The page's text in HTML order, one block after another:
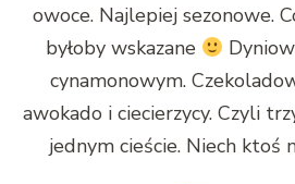
owoce. Najlepiej sezonowe.
byłoby wskazane
cynamonowym.
awokado i ciecierzycy. Czyli
jednym cieście. Niech ktoś